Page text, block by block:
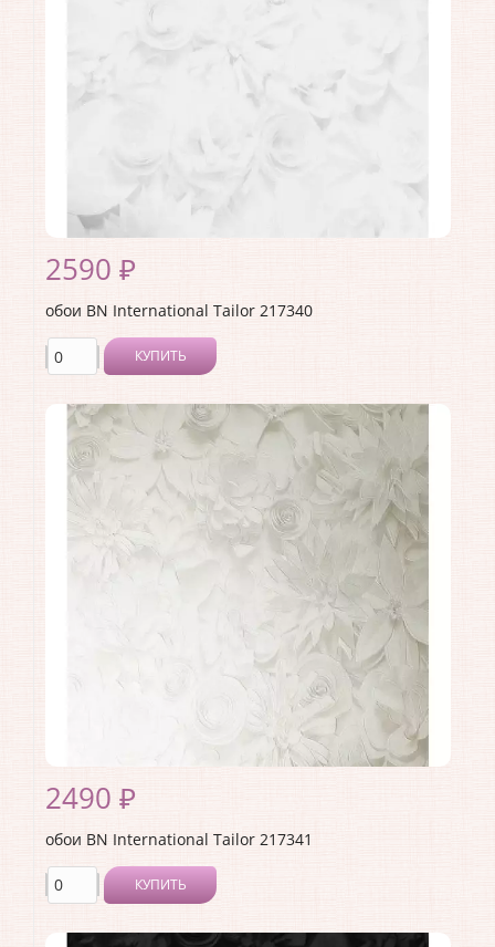
2590 ₽
обои BN International Tailor 217340
КУПИТЬ
Производитель:
BN International
Коллекция:
Tailor
Длина рулона:10
Ширина рулона:
Материал покрытия:
Материал основы:
2490 ₽
обои BN International Tailor 217341
КУПИТЬ